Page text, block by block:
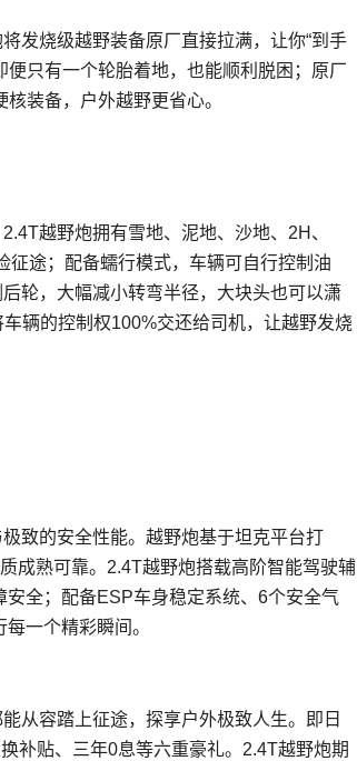
发烧级越野装备原厂直接拉满，让你“到手
只有一个轮胎着地，也能顺利脱困；原厂
装备，户外越野更省心。
越野炮拥有雪地、泥地、沙地、2H、
途；配备蠕行模式，车辆可自行控制油
轮，大幅减小转弯半径，大块头也可以潇
辆的控制权100%交还给司机，让越野发烧
致的安全性能。越野炮基于坦克平台打
成熟可靠。2.4T越野炮搭载高阶智能驾驶辅
全；配备ESP车身稳定系统、6个安全气
一个精彩瞬间。
从容踏上征途，探享户外极致人生。即日
补贴、三年0息等六重豪礼。2.4T越野炮期